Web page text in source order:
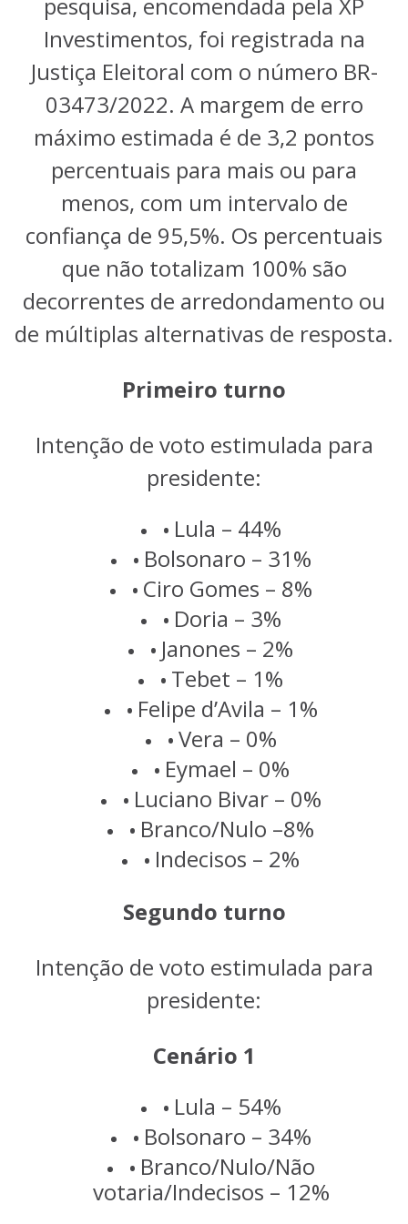
Investimentos, foi registrada na
Justiça Eleitoral com o número BR-
03473/2022. A margem de erro
máximo estimada é de 3,2 pontos
percentuais para mais ou para
menos, com um intervalo de
confiança de 95,5%. Os percentuais
que não totalizam 100% são
decorrentes de arredondamento ou
de múltiplas alternativas de resposta.
Primeiro turno
Intenção de voto estimulada para
presidente:
Lula – 44%
Bolsonaro – 31%
Ciro Gomes – 8%
Doria – 3%
Janones – 2%
Tebet – 1%
Felipe d’Avila – 1%
Vera – 0%
Eymael – 0%
Luciano Bivar – 0%
Branco/Nulo –8%
Indecisos – 2%
Segundo turno
Intenção de voto estimulada para
presidente:
Cenário 1
Lula – 54%
Bolsonaro – 34%
Branco/Nulo/Não
votaria/Indecisos – 12%